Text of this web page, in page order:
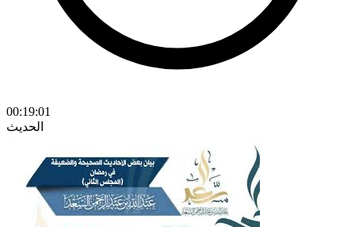
00:19:01
الحديث